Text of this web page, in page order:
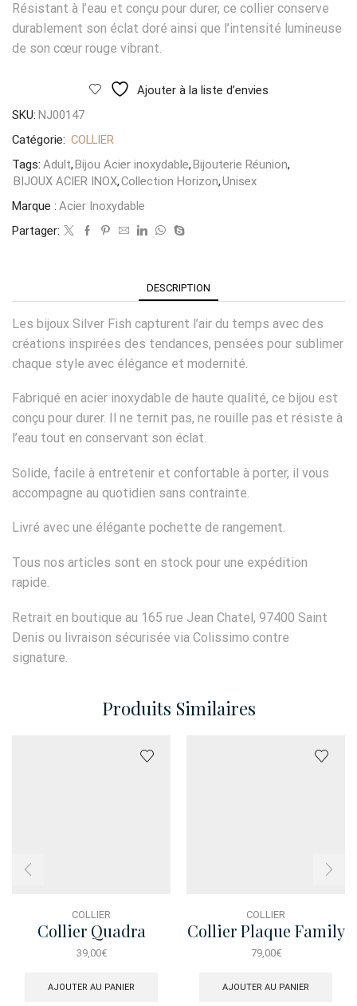
Résistant à l’eau et conçu pour durer, ce collier conserve
durablement son éclat doré ainsi que l’intensité lumineuse
de son cœur rouge vibrant.
Ajouter à la liste d’envies
SKU: NJ00147
Catégorie: COLLIER
Tags: Adult,Bijou Acier inoxydable,Bijouterie Réunion,
BIJOUX ACIER INOX,Collection Horizon,Unisex
Marque : Acier Inoxydable
Partager:
DESCRIPTION
Les bijoux Silver Fish capturent l’air du temps avec des
créations inspirées des tendances, pensées pour sublimer
chaque style avec élégance et modernité.
Fabriqué en acier inoxydable de haute qualité, ce bijou est
conçu pour durer. Il ne ternit pas, ne rouille pas et résiste à
l’eau tout en conservant son éclat.
Solide, facile à entretenir et confortable à porter, il vous
accompagne au quotidien sans contrainte.
Livré avec une élégante pochette de rangement.
Tous nos articles sont en stock pour une expédition
rapide.
Retrait en boutique au 165 rue Jean Chatel, 97400 Saint
Denis ou livraison sécurisée via Colissimo contre
signature.
Produits Similaires
COLLIER
Collier Quadra
Charms
39,00€
AJOUTER AU PANIER
COLLIER
Collier Plaque Family
Is Forever
79,00€
AJOUTER AU PANIER